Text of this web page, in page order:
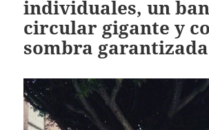
individuales, un
circular gigante y
sombra garantizada